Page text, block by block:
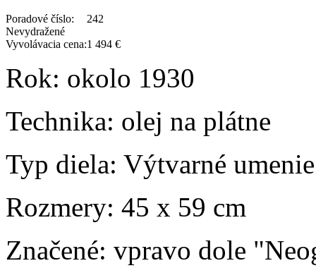
Poradové číslo:
242
Nevydražené
Vyvolávacia cena:1 494 €
Rok: okolo 1930
Technika: olej na plátne
Typ diela: Výtvarné umenie
Rozmery: 45 x 59 cm
Značené: vpravo dole